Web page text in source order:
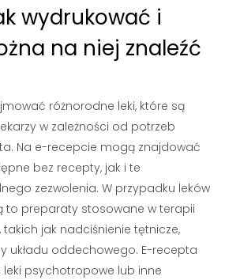
wydrukować i
na niej znaleźć
różnorodne leki, które są
w zależności od potrzeb
Na e-recepcie mogą znajdować
bez recepty, jak i te
zezwolenia. W przypadku leków
to preparaty stosowane w terapii
takich jak nadciśnienie tętnicze,
układu oddechowego. E-recepta
leki psychotropowe lub inne